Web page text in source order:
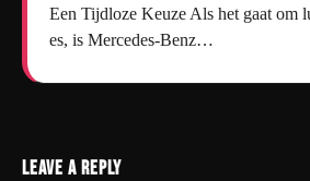
Een Tijdloze Keuze Als het gaat om
es, is Mercedes-Benz…
Leave a Reply